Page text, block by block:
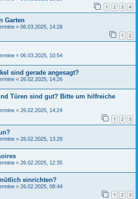
1 2 3 4
Garten
« 06.03.2025, 14:28
1 2
« 06.03.2025, 10:54
sind gerade angesagt?
« 26.02.2025, 14:26
Türen sind gut? Bitte um hilfreiche
« 26.02.2025, 14:24
1 2 3
« 26.02.2025, 13:29
« 26.02.2025, 12:35
einrichten?
« 26.02.2025, 08:44
1 2 3